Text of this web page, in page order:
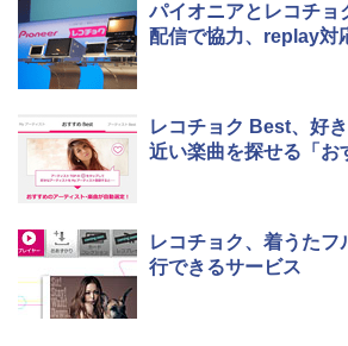
パイオニアとレコチョ
配信で協力、replay対
レコチョク Best、好
近い楽曲を探せる「お
レコチョク、着うたフ
行できるサービス